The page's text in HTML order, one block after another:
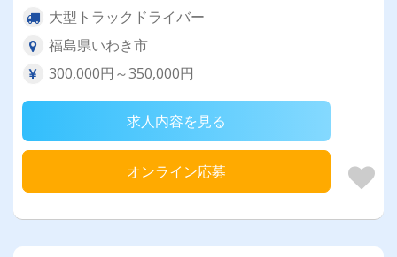
大型トラックドライバー
福島県いわき市
300,000円～350,000円
求人内容を見る
オンライン応募